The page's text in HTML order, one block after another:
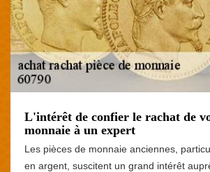
L'intérêt de confier le rachat de
monnaie à un expert
Les pièces de monnaie anciennes,
en argent, suscitent un grand intérêt